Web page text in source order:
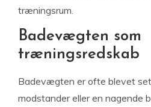
træningsrum.
Badevægten som
træningsredskab
Badevægten er ofte blevet
modstander eller en nagende